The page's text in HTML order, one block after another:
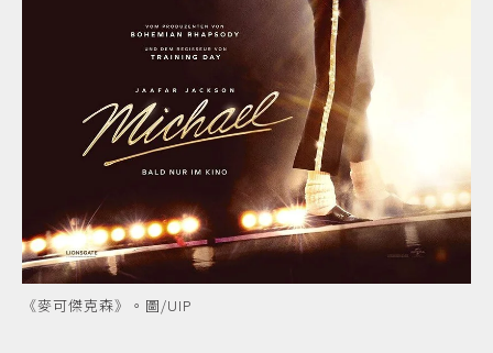
《麥可傑克森》。圖/UIP